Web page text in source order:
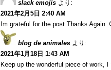
slack emojis より:
2021年2月5日 2:40 AM
Im grateful for the post.Thanks Again.
blog de animales より:
2021年1月18日 1:43 AM
Keep up the wonderful piece of work,